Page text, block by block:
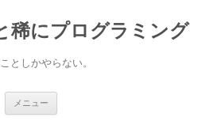
稀にプログラミング
としかやらない。
メニュー